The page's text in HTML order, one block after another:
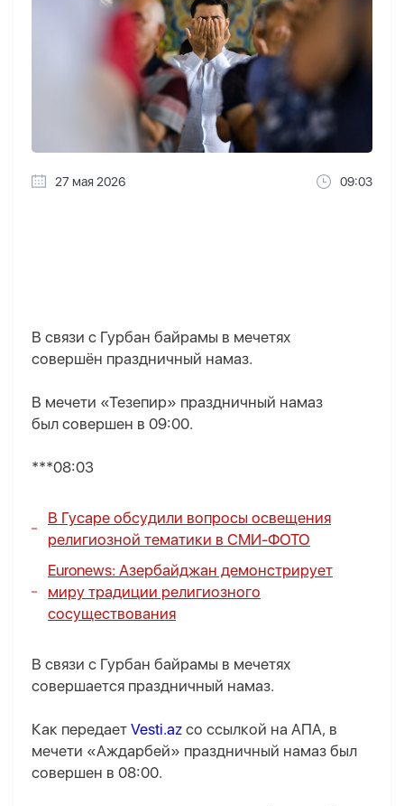
27 мая 2026 09:03
В связи с Гурбан байрамы в мечетях
совершён праздничный намаз.
В мечети «Тезепир» праздничный намаз
был совершен в 09:00.
***08:03
В Гусаре обсудили вопросы освещения
религиозной тематики в СМИ-ФОТО
Euronews: Азербайджан демонстрирует
миру традиции религиозного
сосуществования
В связи с Гурбан байрамы в мечетях
совершается праздничный намаз.
Как передает Vesti.az со ссылкой на AПA, в
мечети «Аждарбей» праздничный намаз был
совершен в 08:00.